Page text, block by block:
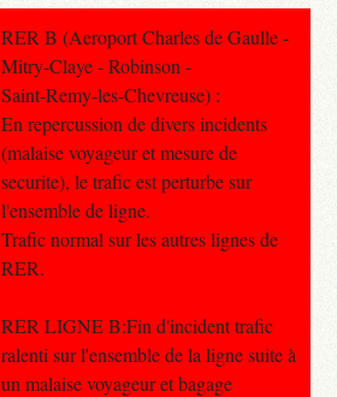
RER B (Aeroport Charles de Gaulle -
Mitry-Claye - Robinson -
Saint-Remy-les-Chevreuse) :
En repercussion de divers incidents
(malaise voyageur et mesure de
securite), le trafic est perturbe sur
l'ensemble de ligne.
Trafic normal sur les autres lignes de
RER.
RER LIGNE B:Fin d'incident trafic
ralenti sur l'ensemble de la ligne suite à
un malaise voyageur et bagage